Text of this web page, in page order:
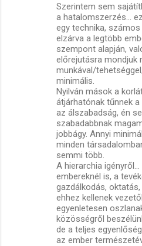
Szerintem sem
a hatalomszerzés...
egy technika,
elzárva a legtöbb
szempont alapján,
előrejutásra mondjuk
munkával/
minimális.
Nyilván mások a
átjárhatónak tűnnek
az álszabadság, én
szabadabbnak
jobbágy. Annyi
minden
semmi több.
A hierarchia
embereknél is, a
gazdálkodás,
ehhez kellenek
egyenletesen
közösségről
de a teljes
az ember